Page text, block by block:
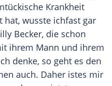
Krankheit
wusste ichfast gar
Becker, die schon
ihrem Mann und ihrem
denke, so geht es den
auch. Daher istes mir